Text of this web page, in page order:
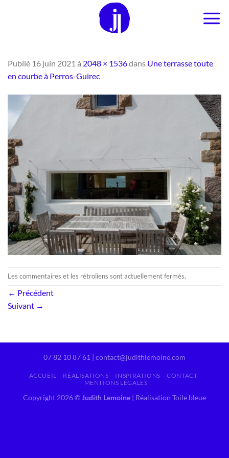
Publié 16 juin 2021 à 2048 × 1536dans Une terrasse toute
en courbe à Perros-Guirec
Les commentaires et les rétroliens sont actuellement fermés.
← Précédent
Suivant →
07 82 10 87 61 | contact@judithlemoine.com
ACCUEIL RÉALISATIONS – INSPIRATIONS
CONTACT
MENTIONS LÉGALES
Copyright 2026 © Judith Lemoine | Réalisation Toile bleue